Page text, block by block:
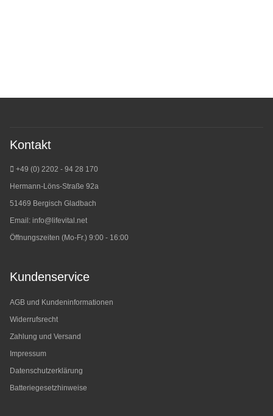
Kontakt
+49 (0) 2202 - 94 28 170
Hermann-Löns-Straße 92a
51469 Bergisch Gladbach
Email: info@lifevital.net
Öffnungszeiten (Mo-Fr.) 9:00 - 16:00
Kundenservice
AGB und Kundeninformationen
Widerrufsrecht
Zahlung und Versand
Impressum
Datenschutzerklärung
Batteriegesetzhinweise